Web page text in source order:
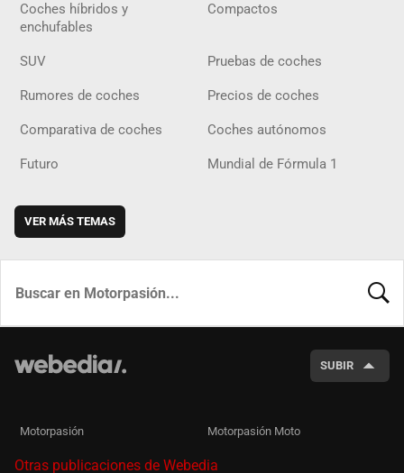
Coches híbridos y
enchufables
Compactos
SUV Pruebas de coches
Rumores de coches Precios de coches
Comparativa de coches Coches autónomos
Futuro Mundial de Fórmula 1
VER MÁS TEMAS
SUBIR
Motorpasión Motorpasión Moto
Otras publicaciones de Webedia